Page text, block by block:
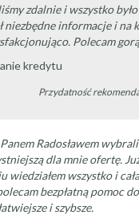
zdalnie i wszystko
niezbędne informacje i na
Polecam
kredytu
Przydatność
Panem Radosławem
dla mnie ofertę.
wiedziałem wszystko i
bezpłatną pomoc
i szybsze.